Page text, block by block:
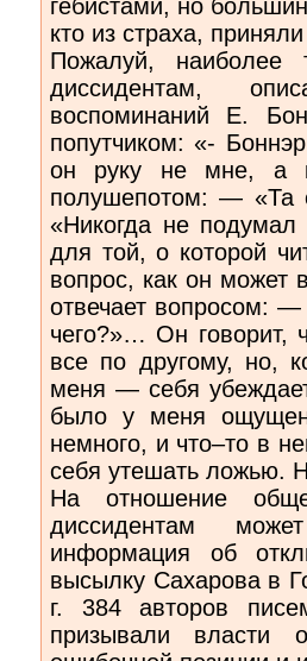
гебистами, но
кто из страха,
Пожалуй, наиболее
диссидентам,
воспоминаний Е.
попутчиком: «-
он руку не мне, а
полушепотом: —
«Никогда не
для той, о которой
вопрос, как он может
отвечает вопросом:
чего?»… Он говорит,
все по другому, но,
меня — себя
было у меня
немного, и что–то в
себя утешать ложью.
На отношение
диссидентам
информация об
высылку Сахарова в
г. 384 авторов
призывали власти